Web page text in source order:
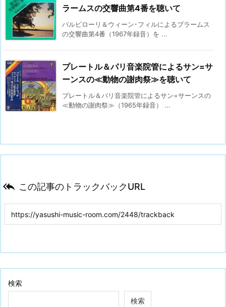
ラームスの交響曲第4番を聴いて
バルビローリ＆ウィーン･フィルによるブラームス
の交響曲第4番（1967年録音）を ...
プレートル＆パリ音楽院管によるサン=サ
ーンスの≪動物の謝肉祭≫を聴いて
プレートル＆パリ音楽院管によるサン=サーンスの
≪動物の謝肉祭≫（1965年録音） ...
 この記事のトラックバックURL
検索
検索